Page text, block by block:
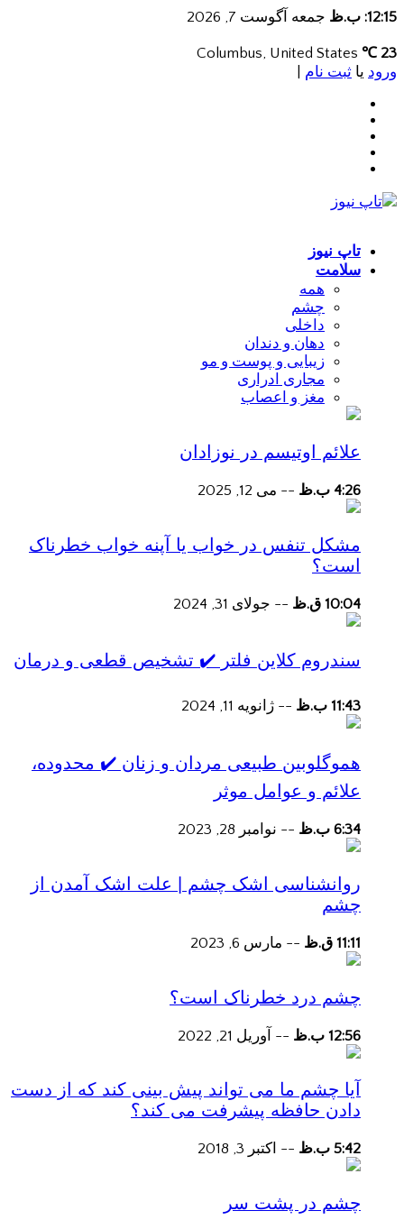
12:15: ب.ظ جمعه آگوست 7, 2026
23 ℃
ورود یا ثبت نام
تاپ نیوز
سلامت
همه
چشم
داخلی
دهان و دندان
زیبایی و پوست و مو
مجاری ادراری
مغز و اعصاب
علائم اوتیسم در نوزادان
4:26 ب.ظ -- می 12, 2025
مشکل تنفس در خواب یا آپنه خواب خطرناک
است؟
10:04 ق.ظ -- جولای 31, 2024
سندروم کلاین فلتر ✔️ تشخیص قطعی و درمان
11:43 ب.ظ -- ژانویه 11, 2024
هموگلوبین طبیعی مردان و زنان ✔️ محدوده،
علائم و عوامل موثر
6:34 ب.ظ -- نوامبر 28, 2023
روانشناسی اشک چشم | علت اشک آمدن از
چشم
11:11 ق.ظ -- مارس 6, 2023
چشم درد خطرناک است؟
12:56 ب.ظ -- آوریل 21, 2022
آیا چشم ما می تواند پیش بینی کند که از دست
دادن حافظه پیشرفت می کند؟
5:42 ب.ظ -- اکتبر 3, 2018
چشم در پشت سر